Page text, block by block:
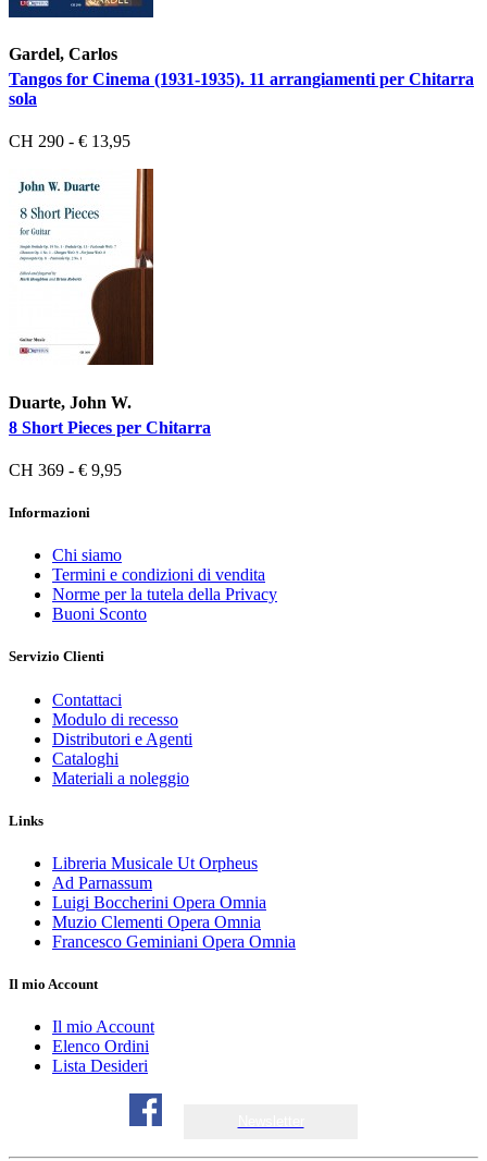
Gardel, Carlos
Tangos for Cinema (1931-1935). 11 arrangiamenti per Chitarra
sola
CH 290 - € 13,95
Duarte, John W.
8 Short Pieces per Chitarra
CH 369 - € 9,95
Informazioni
Chi siamo
Termini e condizioni di vendita
Norme per la tutela della Privacy
Buoni Sconto
Servizio Clienti
Contattaci
Modulo di recesso
Distributori e Agenti
Cataloghi
Materiali a noleggio
Links
Libreria Musicale Ut Orpheus
Ad Parnassum
Luigi Boccherini Opera Omnia
Muzio Clementi Opera Omnia
Francesco Geminiani Opera Omnia
Il mio Account
Il mio Account
Elenco Ordini
Lista Desideri